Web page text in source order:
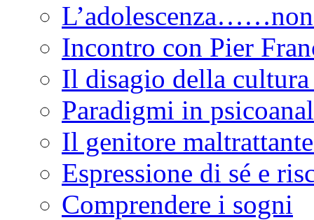
L’adolescenza……non
Incontro con Pier
Il disagio della
Paradigmi in
Il genitore
Espressione di sé e
Comprendere i sogni